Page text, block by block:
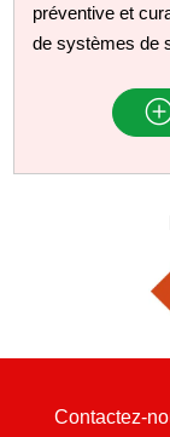
préventive et
de systèmes de
Contactez-